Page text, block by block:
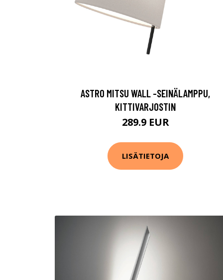
ASTRO MITSU WALL -SEINÄLAMPPU,
KITTIVARJOSTIN
289.9 EUR
LISÄTIETOJA